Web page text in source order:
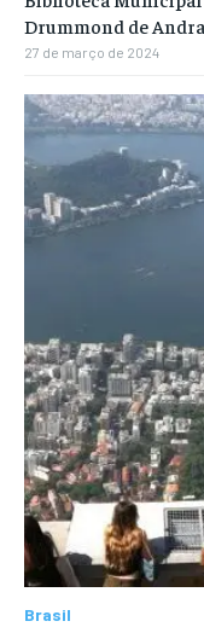
Drummond de
27 de março de 2024
Brasil